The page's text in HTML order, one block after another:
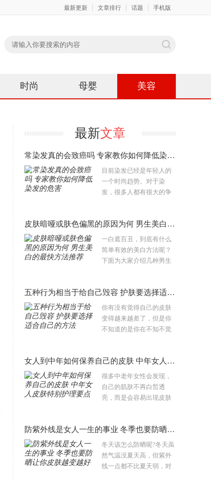
最新更新 文章排行 话题 手机版
时尚 母婴 美容
最新文章
常染发真的会致癌吗 专家教你如何降低染发的危害
目前染发已经是年轻人的
一个时尚趋势。对于染
发，很多人都有很大的争
么说染发会致癌呢？经常
烫染头发的人，该怎么减
少对身体的伤害呢？别..
皮肤暗哑或肤色偏黑的原因为何 男生美白的最快方法推荐
一白遮百丑，到底有什么
简单有效的美白方法呢？
下面为大家介绍几种男生
一起试试。现在很多男士
追求健康的小麦色皮肤，
但是也有很多男士..
五种行为相当于给自己毁容 护肤要选择适合自己的方法
你有没有觉得自己的皮肤
变得越来越差了，但是你
不知道的是你在不知不觉
肤变得越来越差的，下面
知识馆就给大家介绍一下
哪些动作会让你..
女人到中年如何保养自己的皮肤 中年女人皮肤特别护理要点
很多中老年女性会发现，
自己的肌肤不再白皙透
亮，而是会容易出现皮肤
的出现，跟肌肤的日常护
理会有直接关系。究竟，
皮肤暗黄该如何解决..
防紫外线是女人一生的事业 冬季也要防晒让你皮肤越变越好
冬天该怎么防晒呢?冬天虽
然气温没夏天高，但紫外
线一点都不比夏天弱，对